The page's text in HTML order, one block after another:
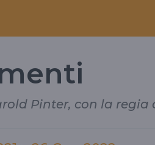
Pinter, con la regia